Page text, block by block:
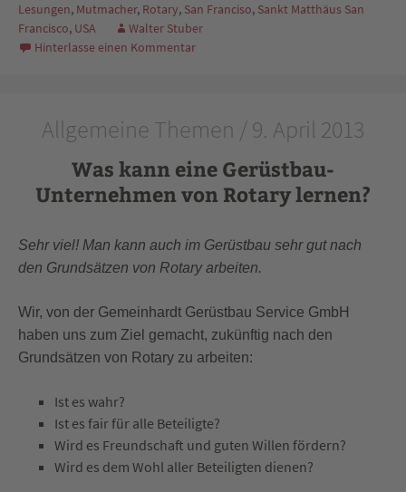
Lesungen, Mutmacher, Rotary, San Franciso, Sankt Matthäus San
Francisco, USA
Walter Stuber
Hinterlasse einen Kommentar
Allgemeine Themen / 9. April 2013
Was kann eine Gerüstbau-
Unternehmen von Rotary lernen?
Sehr viel! Man kann auch im Gerüstbau sehr gut nach
den Grundsätzen von Rotary arbeiten.
Wir, von der Gemeinhardt Gerüstbau Service GmbH
haben uns zum Ziel gemacht, zukünftig nach den
Grundsätzen von Rotary zu arbeiten:
Ist es wahr?
Ist es fair für alle Beteiligte?
Wird es Freundschaft und guten Willen fördern?
Wird es dem Wohl aller Beteiligten dienen?